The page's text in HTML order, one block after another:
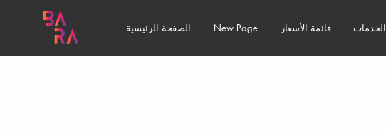
الصفحة الرئيسية New Page قائمة الأسعار الخدمات